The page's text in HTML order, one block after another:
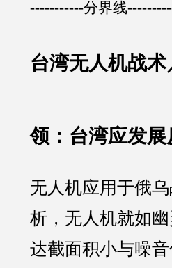
-----------分界线
台湾无人机战术
领：台湾应发
无人机应用于俄
析，无人机就如
达截面积小与噪音